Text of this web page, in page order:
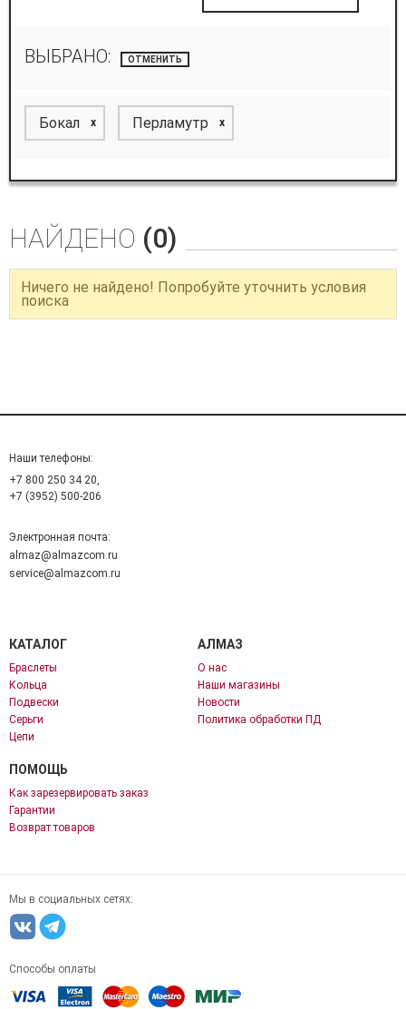
ВЫБРАНО: ОТМЕНИТЬ
Бокал x Перламутр x
НАЙДЕНО (0)
Ничего не найдено! Попробуйте уточнить условия
поиска
Наши телефоны:
+7 800 250 34 20,
+7 (3952) 500-206
Электронная почта:
almaz@almazcom.ru
service@almazcom.ru
КАТАЛОГ
Браслеты
Кольца
Подвески
Серьги
Цепи
АЛМАЗ
О нас
Наши магазины
Новости
Политика обработки ПД
ПОМОЩЬ
Как зарезервировать заказ
Гарантии
Возврат товаров
Мы в социальных сетях:
Способы оплаты